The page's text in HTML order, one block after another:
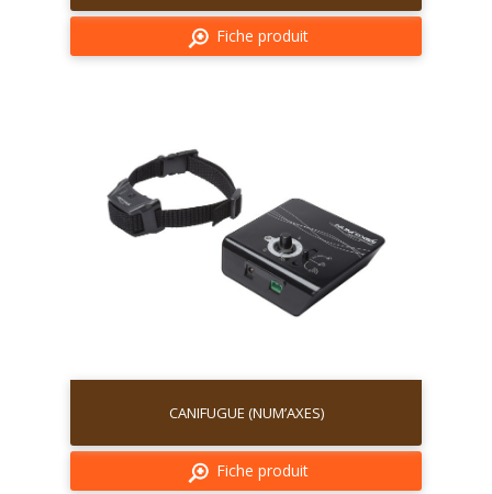
Fiche produit
CANIFUGUE (NUM’AXES)
Fiche produit